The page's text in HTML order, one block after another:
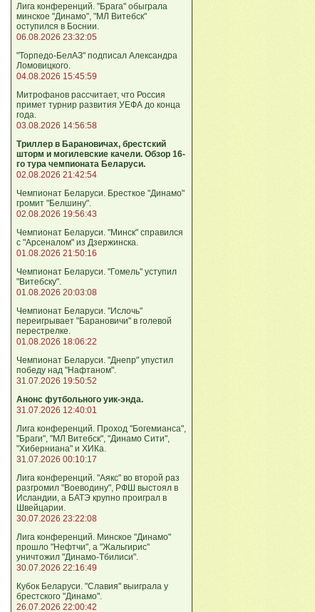
Лига кoнференций. "Брага" обыграла
минское "Динамо", "МЛ Витебск"
оступился в Боснии.
06.08.2026 23:32:05
"Торпедо-БелАЗ" подписал Александра
Ломовицкого.
04.08.2026 15:45:59
Митрофанов рассчитает, что Россия
примет турнир развития УЕФА до конца
года.
03.08.2026 14:56:58
Триллер в Барановичах, брестский
шторм и могилевские качели. Обзор 16-
го тура чемпионата Беларуси.
02.08.2026 21:42:54
Чемпионат Беларуси. Бресткое "Динамо"
громит "Белшину".
02.08.2026 19:56:43
Чемпионат Беларуси. "Минск" справился
с "Арсеналом" из Дзержинска.
01.08.2026 21:50:16
Чемпионат Беларуси. "Гомель" уступил
"Витебску".
01.08.2026 20:03:08
Чемпионат Беларуси. "Ислочь"
переигрывает "Барановичи" в голевой
перестрелке.
01.08.2026 18:06:22
Чемпионат Беларуси. "Днепр" упустил
победу над "Нафтаном".
31.07.2026 19:50:52
Анонс футбольного уик-энда.
31.07.2026 12:40:01
Лига конференций. Проход "Богемианса",
"Браги", "МЛ Витебск", "Динамо Сити",
"Хиберниана" и ХИКа.
31.07.2026 00:10:17
Лига конференций. "Аякс" во второй раз
разгромил "Воеводину", РФШ выстоял в
Исландии, а БАТЭ крупно проиграл в
Швейцарии.
30.07.2026 23:22:08
Лига кoнференций. Минское "Динамо"
прошло "Нефтчи", а "Жальгирис"
уничтожил "Динамо-Тбилиси".
30.07.2026 22:16:49
Кубок Беларуси. "Славия" выиграла у
брестского "Динамо".
26.07.2026 22:00:42